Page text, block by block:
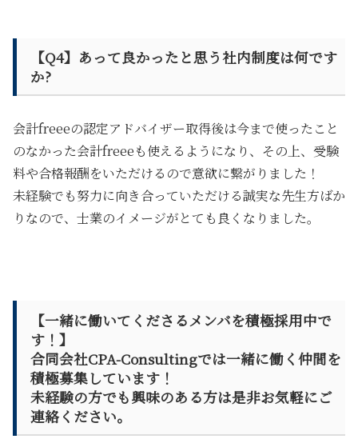
【Q4】あって良かったと思う社内制度は何です
か?
会計freeeの認定アドバイザー取得後は今まで使ったこと
のなかった会計freeeも使えるようになり、その上、 受験
料や合格報酬をいただける ので意欲に繋がりました！
未経験でも努力に向き合っていただける誠実な先生方ばか
りなので、士業のイメージがとても良くなりました。
【一緒に働いてくださるメンバを積極採用中で
す！】
合同会社CPA-Consultingでは一緒に働く仲間を
積極募集しています！
未経験の方でも興味のある方は是非お気軽にご
連絡ください。